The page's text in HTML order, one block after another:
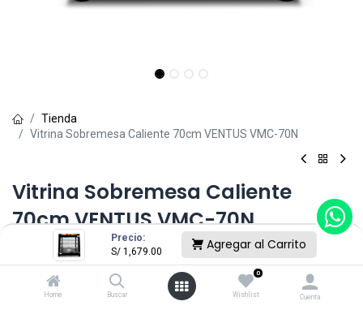
Precio:
S/ 1,679.00 Agregar al Carrito
Home Buscar
0
Wishlist Cuenta
Tienda
Vitrina Sobremesa Caliente 70cm VENTUS VMC-70N
Vitrina Sobremesa Caliente
70cm VENTUS VMC-70N
(0 reseña)
1,679.00